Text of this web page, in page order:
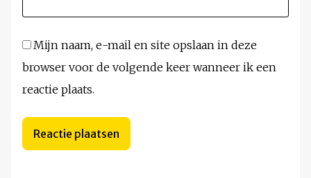
Mijn naam, e-mail en site opslaan in deze
browser voor de volgende keer wanneer ik een
reactie plaats.